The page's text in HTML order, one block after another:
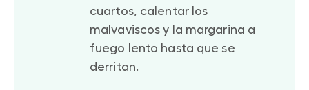
cuartos, calentar los
malvaviscos y la margarina a
fuego lento hasta que se
derritan.